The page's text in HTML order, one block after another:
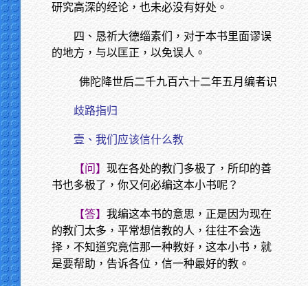
研究高深的经论，也未必没有好处。
四、恳祈大德缁素们，对于本书里面谬误
的地方，与以匡正，以免误人。
佛陀降世后二千九百六十二年五月编者识
歧路指归
壹、我们应该信什么教
【问】 现在各处的教门多极了，所印的善
书也多极了，你又何必编这本小书呢？
【答】 我编这本书的意思，正是因为现在
的教门太多，平常想信教的人，往往不会选
择，不知道究竟信那一种教好，这本小书，就
是要帮助，告诉各位，信一种最好的教。